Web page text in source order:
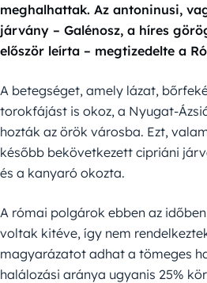
meghalhattak. Az antoninusi,
járvány – Galénosz, a híres
először leírta – megtizedelte a
A betegséget, amely lázat,
torokfájást is okoz, a Nyugat-
hozták az örök városba. Ezt,
később bekövetkezett cipriáni
és a kanyaró okozta.
A római polgárok ebben az
voltak kitéve, így nem
magyarázatot adhat a tömeges
halálozási aránya ugyanis 25%